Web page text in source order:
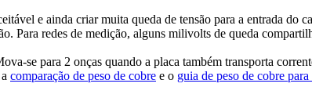
e ainda criar muita queda de tensão para a entrada do
Para redes de medição, alguns milivolts de queda
se para 2 onças quando a placa também transporta
comparação de peso de cobre e o guia de peso de cobre